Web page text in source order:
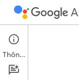
App Actions
Khởi chạy và liên
Thông tin